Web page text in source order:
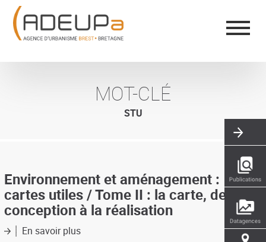
Aller
contenu
principal
MOT-CLÉ
STU
Environnement et aménagement :
cartes utiles / Tome II : la carte, de la
conception à la réalisation
En savoir plussur
Panneau de gestion des cookies